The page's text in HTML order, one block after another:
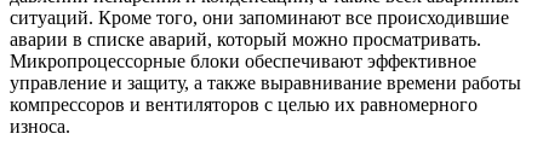
ситуаций. Кроме того, они запоминают все происходившие
аварии в списке аварий, который можно просматривать.
Микропроцессорные блоки обеспечивают эффективное
управление и защиту, а также выравнивание времени работы
компрессоров и вентиляторов с целью их равномерного
износа.